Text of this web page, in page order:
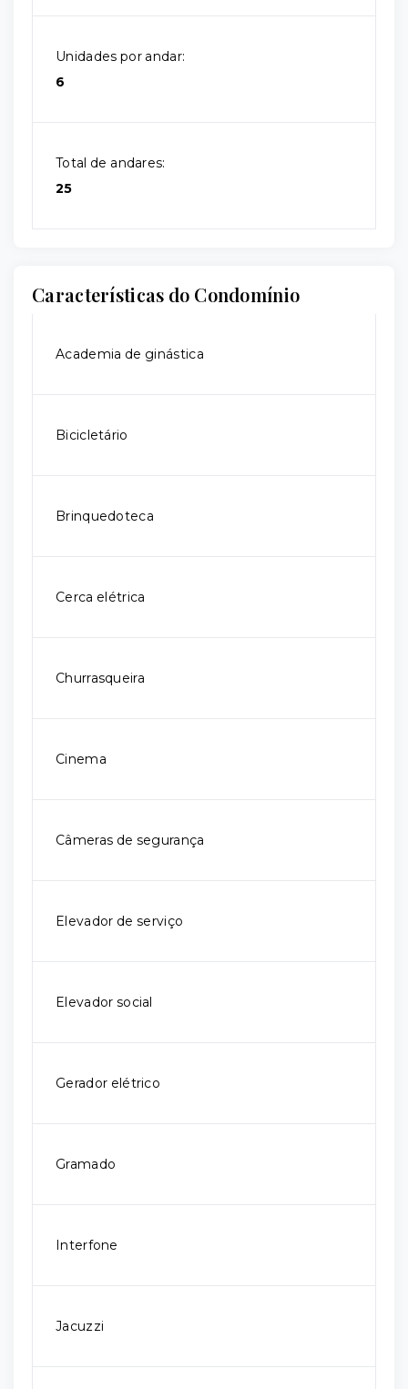
Unidades por andar:
6
Total de andares:
25
Características do Condomínio
Academia de ginástica
Bicicletário
Brinquedoteca
Cerca elétrica
Churrasqueira
Cinema
Câmeras de segurança
Elevador de serviço
Elevador social
Gerador elétrico
Gramado
Interfone
Jacuzzi